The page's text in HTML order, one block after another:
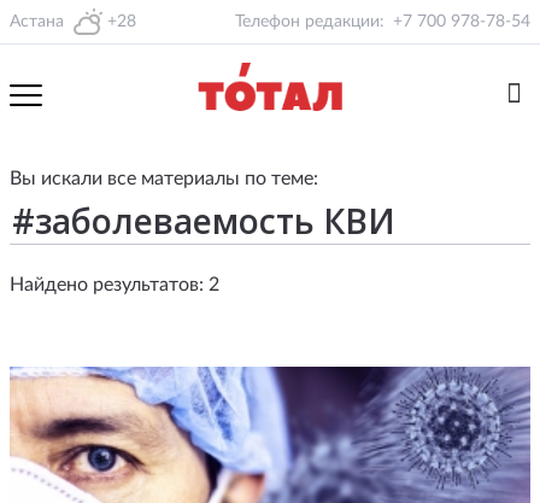
Астана +28 Телефон редакции: +7 700 978-78-54
Вы искали все материалы по теме:
Найдено результатов: 2